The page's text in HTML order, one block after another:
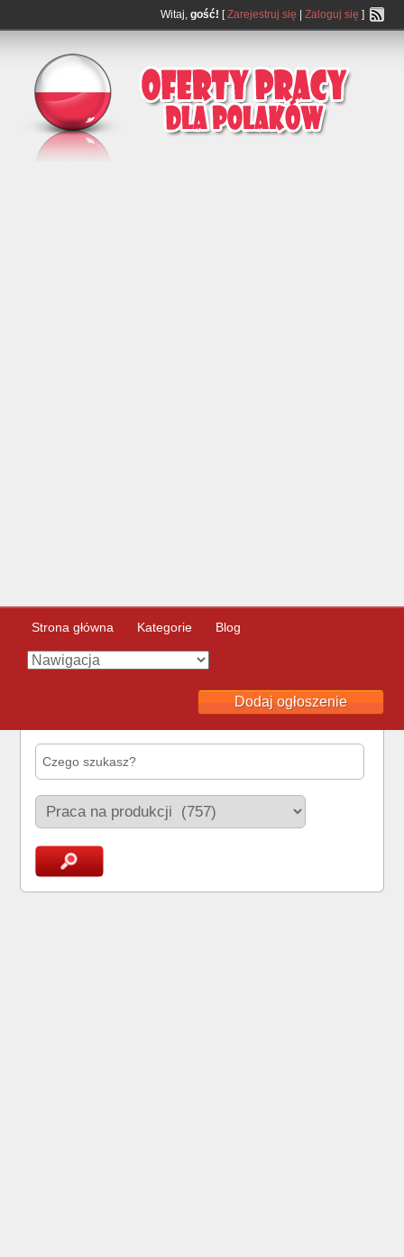
Witaj, gość! [Zarejestruj się Zaloguj się ]
Strona główna Kategorie Blog
Dodaj ogłoszenie